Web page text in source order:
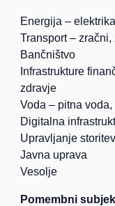
Energija –
Transport –
Bančništvo
Infrastrukture
zdravje
Voda – pitna
Digitalna
Upravljanje
Javna uprava
Vesolje
Pomembni